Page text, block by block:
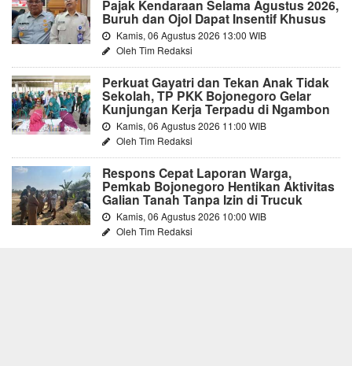
Pajak Kendaraan Selama Agustus 2026,
Buruh dan Ojol Dapat Insentif Khusus
Kamis, 06 Agustus 2026 13:00 WIB
Oleh Tim Redaksi
Perkuat Gayatri dan Tekan Anak Tidak
Sekolah, TP PKK Bojonegoro Gelar
Kunjungan Kerja Terpadu di Ngambon
Kamis, 06 Agustus 2026 11:00 WIB
Oleh Tim Redaksi
Respons Cepat Laporan Warga,
Pemkab Bojonegoro Hentikan Aktivitas
Galian Tanah Tanpa Izin di Trucuk
Kamis, 06 Agustus 2026 10:00 WIB
Oleh Tim Redaksi